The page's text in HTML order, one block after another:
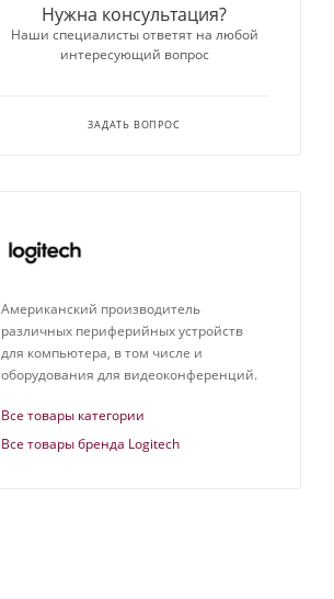
Американский производитель
различных периферийных устройств
для компьютера, в том числе и
оборудования для видеоконференций.
Все товары категории
Все товары бренда Logitech
Нужна консультация?
Наши специалисты ответят на любой
интересующий вопрос
ЗАДАТЬ ВОПРОС